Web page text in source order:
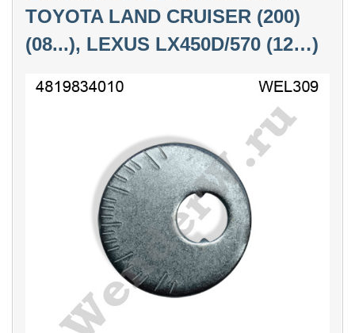
TOYOTA LAND CRUISER (200)
(08...), LEXUS LX450D/570 (12…)